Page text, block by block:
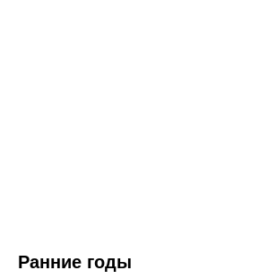
Ранние годы